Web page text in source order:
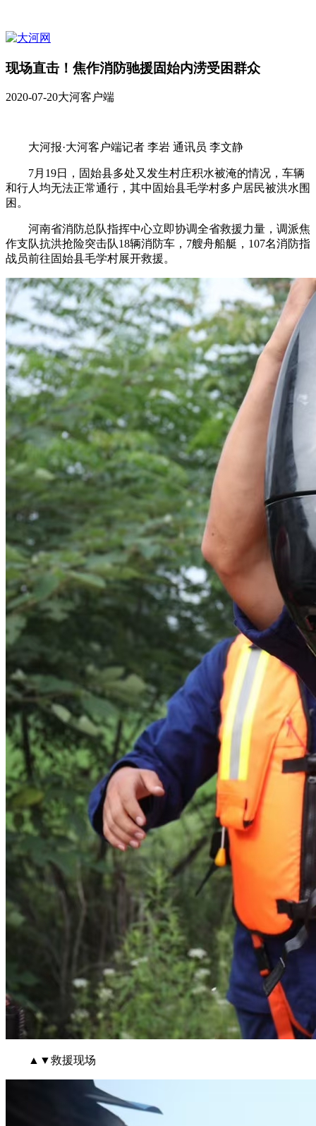
现场直击！焦作消防驰援固始内涝受困群众
2020-07-20大河客户端
大河报·大河客户端记者 李岩 通讯员 李文静
7月19日，固始县多处又发生村庄积水被淹的情况，车辆
和行人均无法正常通行，其中固始县毛学村多户居民被洪水围
困。
河南省消防总队指挥中心立即协调全省救援力量，调派焦
作支队抗洪抢险突击队18辆消防车，7艘舟船艇，107名消防指
战员前往固始县毛学村展开救援。
▲▼救援现场